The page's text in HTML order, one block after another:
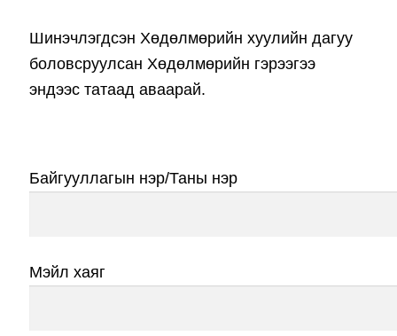
Хүний нөөцийн бодлогын баримт
Шинэчлэгдсэн Хөдөлмөрийн хуулийн дагуу
боловсруулсан Хөдөлмөрийн гэрээгээ
эндээс татаaд аваарай.
Байгууллагын нэр/Таны нэр
Мэйл хаяг